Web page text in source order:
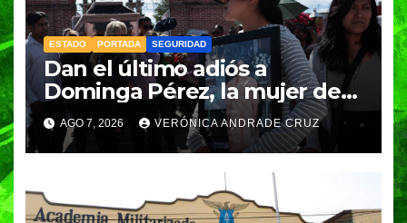
ESTADO PORTADA SEGURIDAD
Dan el último adiós a
Dominga Pérez, la mujer de
83 años asesinada durante un
asalto en Amozoc
AGO 7, 2026 VERÓNICA ANDRADE CRUZ